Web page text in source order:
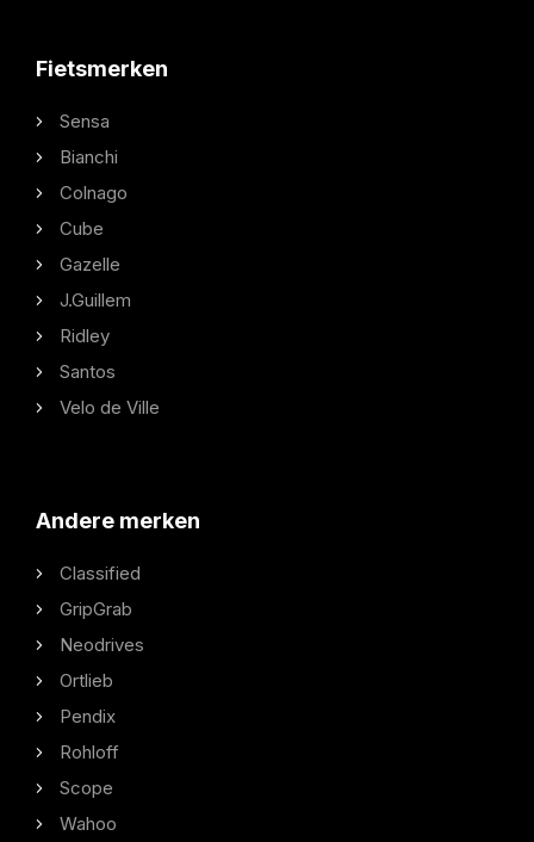
Fietsmerken
Sensa
Bianchi
Colnago
Cube
Gazelle
J.Guillem
Ridley
Santos
Velo de Ville
Andere merken
Classified
GripGrab
Neodrives
Ortlieb
Pendix
Rohloff
Scope
Wahoo